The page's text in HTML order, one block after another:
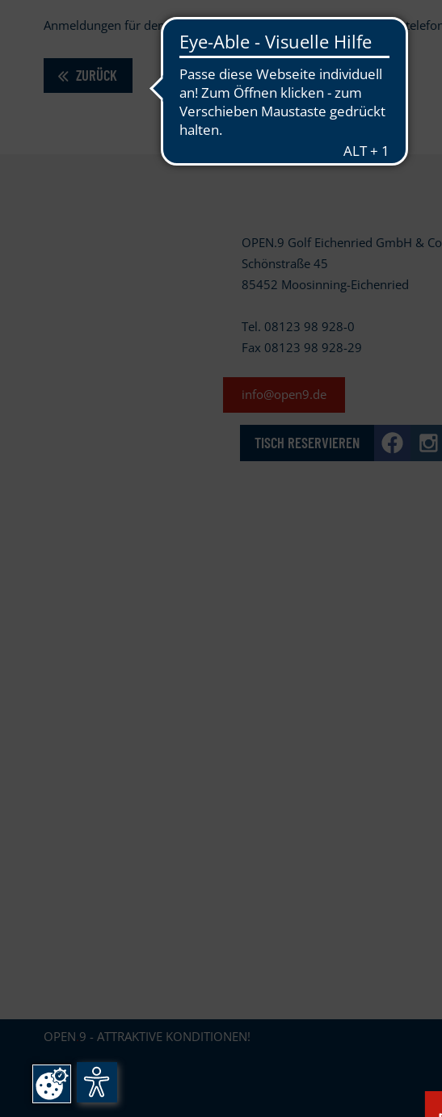
Anmeldungen für den Schnupperkurs: oder
ZURÜCK
OPEN.9 Golf Eichenried GmbH &
Schönstraße 45
85452 Moosinning-Eichenried
Tel. 08123 98 928-0
Fax 08123 98 928-29
info@open9.de
TISCH RESERVIEREN
OPEN.9 - ATTRAKTIVE KONDITIONEN!